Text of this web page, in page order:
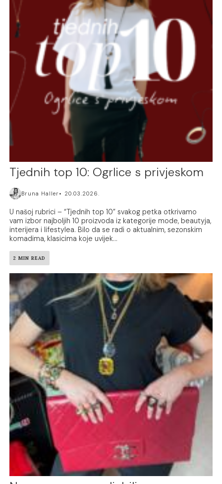
Tjednih top 10: Ogrlice s privjeskom
Bruna Haller 20.03.2026.
U našoj rubrici – “Tjednih top 10” svakog petka otkrivamo
vam izbor najboljih 10 proizvoda iz kategorije mode, beautyja,
interijera i lifestylea. Bilo da se radi o aktualnim, sezonskim
komadima, klasicima koje uvijek...
2 MIN READ